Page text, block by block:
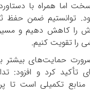
اما همراه با
بود. توانستیم ضمن حفظ
را کاهش دهیم و
تقویت کنیم.
حمایت‌های بیشتر
تأکید کرد و افزود:
تکمیلی است تا